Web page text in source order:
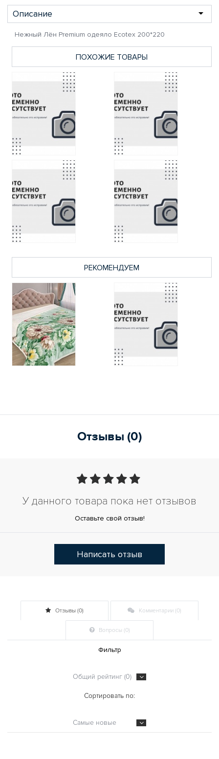
Описание
Нежный Лён Premium одеяло Ecotex 200*220
ПОХОЖИЕ ТОВАРЫ
РЕКОМЕНДУЕМ
Отзывы (0)
У данного товара пока нет отзывов
Оставьте свой отзыв!
Написать отзыв
Отзывы (0) Комментарии (0)
Вопросы (0)
Фильтр
Общий рейтинг (0)
Сортировать по:
Самые новые